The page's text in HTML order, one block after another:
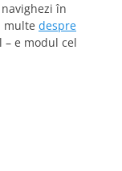
în
multe despre
e modul cel